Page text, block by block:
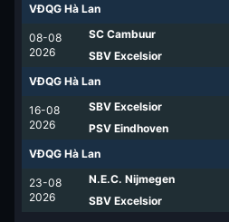
VĐQG Hà Lan
08-08
2026
SC Cambuur
SBV Excelsior
VĐQG Hà Lan
16-08
2026
SBV Excelsior
PSV Eindhoven
VĐQG Hà Lan
23-08
2026
N.E.C. Nijmegen
SBV Excelsior